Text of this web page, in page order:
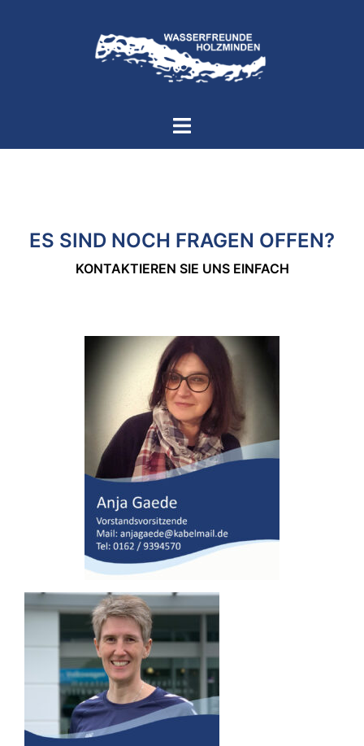
Menü
ES SIND NOCH FRAGEN OFFEN?
KONTAKTIEREN SIE UNS EINFACH